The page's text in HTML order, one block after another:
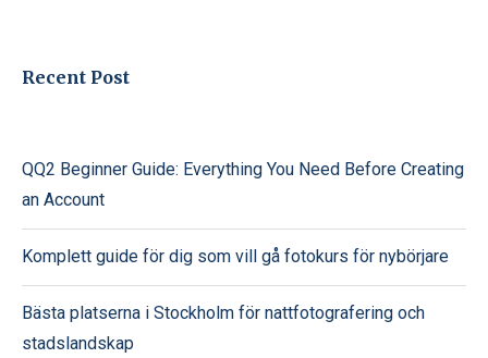
Recent Post
QQ2 Beginner Guide: Everything You Need Before Creating
an Account
Komplett guide för dig som vill gå fotokurs för nybörjare
Bästa platserna i Stockholm för nattfotografering och
stadslandskap